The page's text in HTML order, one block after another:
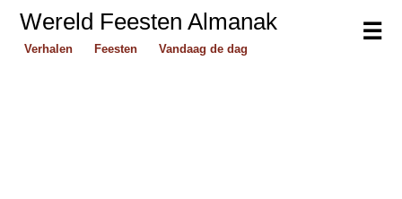
☰
Wereld Feesten Almanak
Verhalen Feesten Vandaag de dag